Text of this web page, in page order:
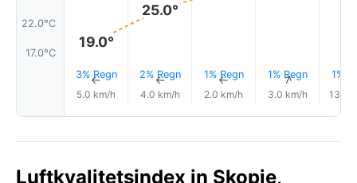
22.0°C
17.0°C
19.0°
3% Regn
↑
5.0 km/h
25.0°
2% Regn
↑
4.0 km/h
1% Regn
↑
2.0 km/h
1% Regn
↑
3.0 km/h
1%
13.0
Luftkvalitetsindex in Skopje,